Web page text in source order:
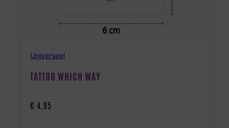
Universeel
TATTOO WHICH WAY
€ 4,95